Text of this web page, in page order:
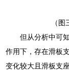
（
但从分析中可
作用下，存在滑板
变化较大且滑板支